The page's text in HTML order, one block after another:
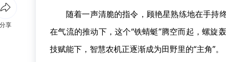
随着一声清脆的指令，顾艳星熟练地在手持
在气流的推动下，这个“铁蜻蜓”腾空而起，螺旋
技赋能下，智慧农机正逐渐成为田野里的“主角”。
分享